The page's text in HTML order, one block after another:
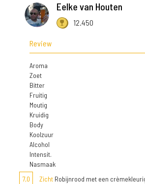
Eelke van Houten
12.450
Review
Aroma
Zoet
Bitter
Fruitig
Moutig
Kruidig
Body
Koolzuur
Alcohol
Intensit.
Nasmaak
7,0
Zicht Robijnrood met een